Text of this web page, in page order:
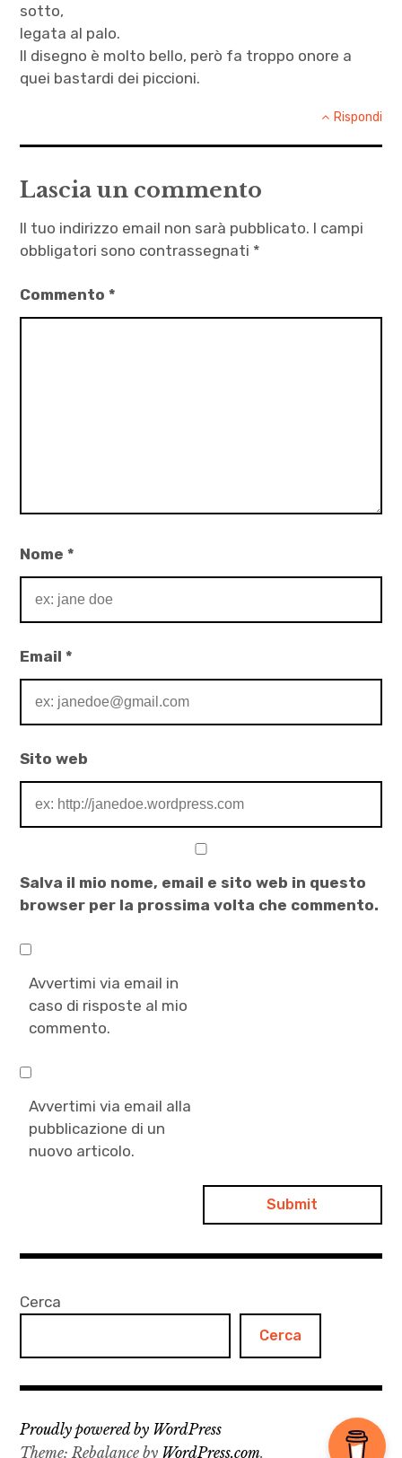
sotto,
legata al palo.
Il disegno è molto bello, però fa troppo onore a
quei bastardi dei piccioni.
Rispondi
Lascia un commento
Il tuo indirizzo email non sarà pubblicato. I campi
obbligatori sono contrassegnati *
Commento*
Nome*
Email*
Sito web
Salva il mio nome, email e sito web in questo
browser per la prossima volta che commento.
Avvertimi via email in
caso di risposte al mio
commento.
Avvertimi via email alla
pubblicazione di un
nuovo articolo.
Cerca
Cerca
Proudly powered by WordPress
Theme: Rebalance by WordPress.com.